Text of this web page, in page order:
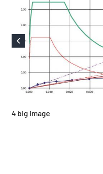
4 big image